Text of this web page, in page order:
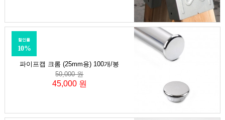
파이프캡 크롬 (25mm용) 100개/봉
할인률
10%
50,000 원
45,000 원